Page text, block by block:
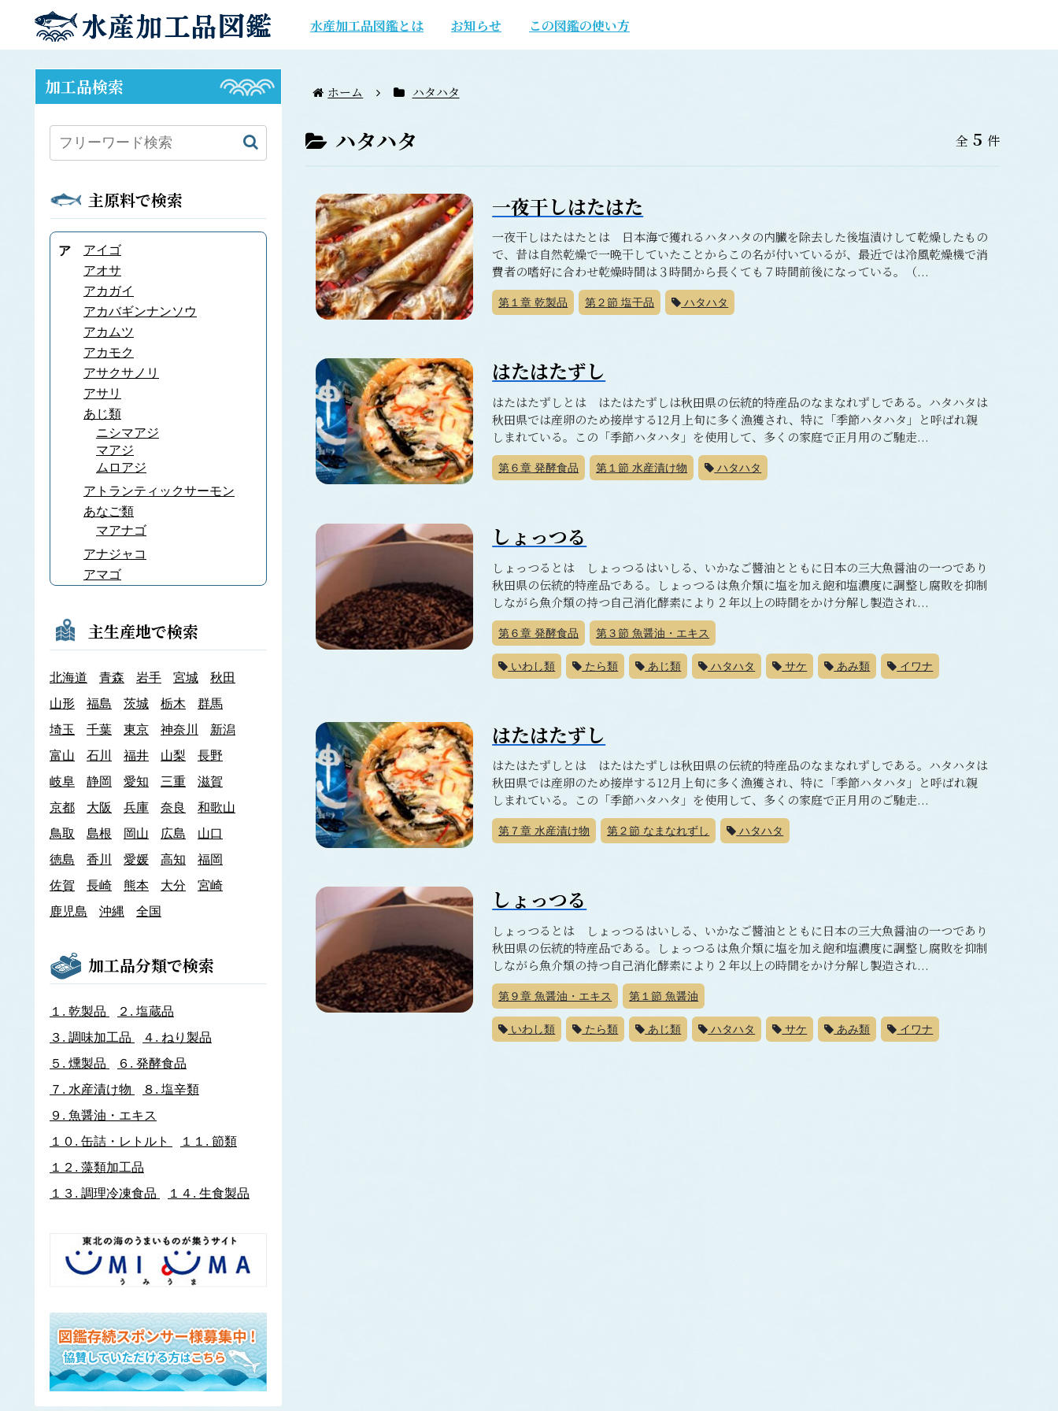
水産加工品図鑑とは お知らせ この図鑑の使い方
ホーム ハタハタ
ハタハタ 全 5 件
一夜干しはたはた
一夜干しはたはたとは 日本海で獲れるハタハタの内臓を除去した後塩漬けして乾燥したもの
で、昔は自然乾燥で一晩干していたことからこの名が付いているが、最近では冷風乾燥機で消
費者の嗜好に合わせ乾燥時間は３時間から長くても７時間前後になっている。（...
第１章 乾製品 第２節 塩干品 ハタハタ
はたはたずし
はたはたずしとは はたはたずしは秋田県の伝統的特産品のなまなれずしである。ハタハタは
秋田県では産卵のため接岸する12月上旬に多く漁獲され、特に「季節ハタハタ」と呼ばれ親
しまれている。この「季節ハタハタ」を使用して、多くの家庭で正月用のご馳走...
第６章 発酵食品 第１節 水産漬け物 ハタハタ
しょっつる
しょっつるとは しょっつるはいしる、いかなご醬油とともに日本の三大魚醤油の一つであり
秋田県の伝統的特産品である。しょっつるは魚介類に塩を加え飽和塩濃度に調整し腐敗を抑制
しながら魚介類の持つ自己消化酵素により２年以上の時間をかけ分解し製造され...
第６章 発酵食品 第３節 魚醤油・エキス
いわし類 たら類 あじ類 ハタハタ サケ あみ類 イワナ
はたはたずし
はたはたずしとは はたはたずしは秋田県の伝統的特産品のなまなれずしである。ハタハタは
秋田県では産卵のため接岸する12月上旬に多く漁獲され、特に「季節ハタハタ」と呼ばれ親
しまれている。この「季節ハタハタ」を使用して、多くの家庭で正月用のご馳走...
第７章 水産漬け物 第２節 なまなれずし ハタハタ
しょっつる
しょっつるとは しょっつるはいしる、いかなご醬油とともに日本の三大魚醤油の一つであり
秋田県の伝統的特産品である。しょっつるは魚介類に塩を加え飽和塩濃度に調整し腐敗を抑制
しながら魚介類の持つ自己消化酵素により２年以上の時間をかけ分解し製造され...
第９章 魚醤油・エキス 第１節 魚醤油
いわし類 たら類 あじ類 ハタハタ サケ あみ類 イワナ
加工品検索
主原料で検索
ア
アイゴ
アオサ
アカガイ
アカバギンナンソウ
アカムツ
アカモク
アサクサノリ
アサリ
あじ類
ニシマアジ
マアジ
ムロアジ
アトランティックサーモン
あなご類
マアナゴ
アナジャコ
アマゴ
あみ類
アキアミ
アユ
アラメ
エゾアワビ
クロアワビ
マダカアワビ
メガイアワビ
イ
イカナゴ
いか類
アオリイカ
アメリカオオアカイカ
アルゼンチンイレックス
アルゼンチンマツイカ
スルメイカ
ニュージーランドスルメイカ
ヤリイカ
イサザ
イトヨリダイ
いわし類
ウルメイワシ
マイワシ
イワナ
ウ
ウキゴリ
ウップルイノリ
うなぎ類
うに類
エゾバフンウニ
キタムラサキウニ
バフンウニ
ムラサキウニ
ウミタケ
うみへび類
主生産地で検索
北海道 青森 岩手 宮城
秋田
山形
福島 茨城 栃木
群馬
埼玉
千葉 東京 神奈川
新潟
富山
石川 福井 山梨
長野
岐阜
静岡 愛知 三重
滋賀
京都
大阪 兵庫 奈良
和歌山
鳥取
島根 岡山 広島
山口
徳島
香川 愛媛 高知
福岡
佐賀
長崎 熊本 大分
宮崎
鹿児島
沖縄 全国
加工品分類で検索
１. 乾製品 ２. 塩蔵品
３. 調味加工品 ４. ねり製品
５. 燻製品 ６. 発酵食品
７. 水産漬け物 ８. 塩辛類
９. 魚醤油・エキス
１０. 缶詰・レトルト １１. 節類
１２. 藻類加工品
１３. 調理冷凍食品 １４. 生食製品